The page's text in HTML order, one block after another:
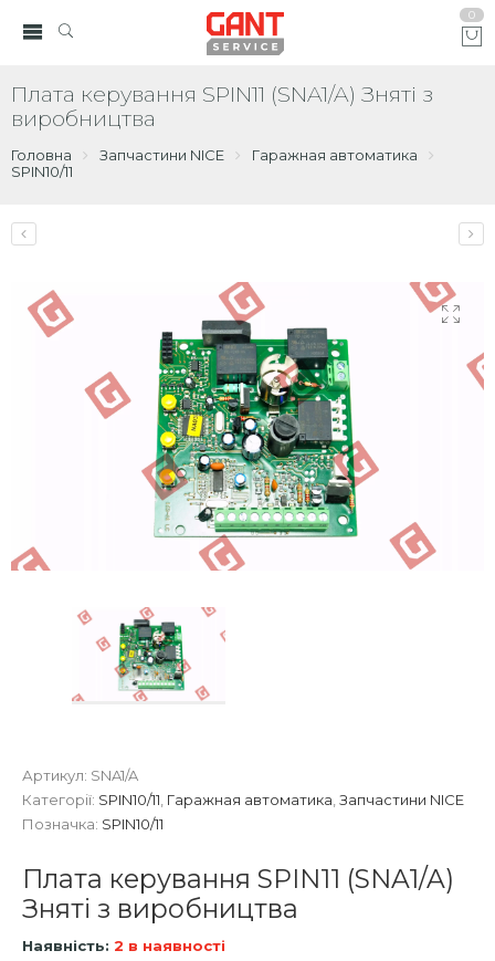
0
Плата керування SPIN11 (SNA1/A) Зняті з
виробництва
Головна Запчастини NICE
Гаражная автоматика
SPIN10/11
Артикул: SNA1/A
Категорії: SPIN10/11 Гаражная автоматика Запчастини NICE
Позначка: SPIN10/11
Плата керування SPIN11 (SNA1/A)
Зняті з виробництва
Наявність: 2 в наявності